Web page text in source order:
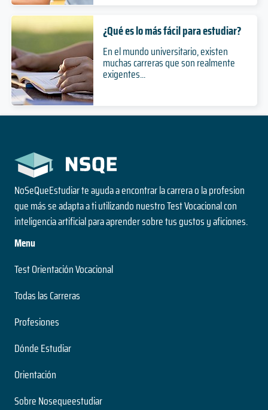
¿Qué es lo más fácil para estudiar?
En el mundo universitario, existen
muchas carreras que son realmente
exigentes...
NoSeQueEstudiar te ayuda a encontrar la carrera o la profesion
que más se adapta a ti utilizando nuestro Test Vocacional con
inteligencia artificial para aprender sobre tus gustos y aficiones.
Menu
Test Orientación Vocacional
Todas las Carreras
Profesiones
Dónde Estudiar
Orientación
Sobre Nosequeestudiar